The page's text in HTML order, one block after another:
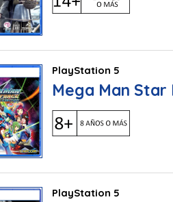
PlayStation 5
Mega Man
PlayStation 5